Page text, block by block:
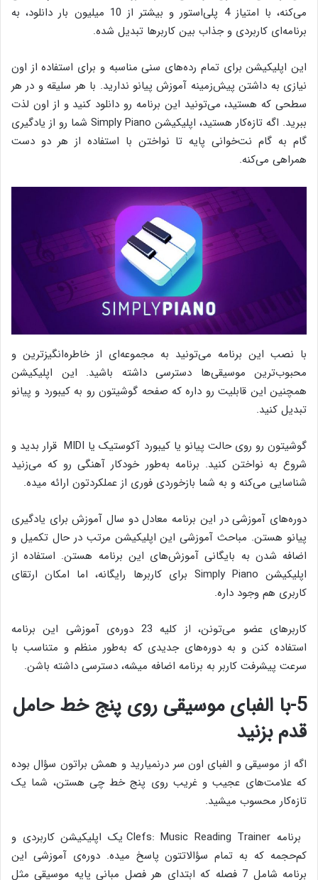
می‌کنه، با امتیاز 4 پلی‌استور و بیشتر از 10 میلیون بار دانلود، به
برنامه‌ا‌ی کاربردی و جذاب بین کاربرها تبدیل شده.
این اپلیکیشن برای تمام رده‌های سنی مناسبه و برای استفاده از اون
نیازی به داشتن پیش‌‌زمینه آموزش پیانو ندارید. با هر سلیقه و در هر
سطحی که هستید، می‌تونید این برنامه رو دانلود کنید و از اون لذت
ببرید. اگه تازه‌کار هستید، اپلیکیشن Simply Piano شما رو از یادگیری
گام به گام نت‌خوانی پایه تا نواختن با استفاده از هر دو دست
همراهی می‌کنه.
با نصب این برنامه می‌تونید به مجموعه‌ای از خاطره‌انگیزترین و
محبوب‌ترین موسیقی‌ها دسترسی داشته باشید. این اپلیکیشن
همچنین این قابلیت رو داره که صفحه گوشیتون رو به کیبورد و پیانو
تبدیل کنید.
گوشیتون رو روی حالت پیانو یا کیبورد آکوستیک یا MIDI قرار بدید و
شروع به نواختن کنید. برنامه به‌طور خودکار آهنگی رو که می‌زنید
شناسایی می‌کنه و به شما بازخوردی فوری از عملکردتون ارائه میده.
دوره‌های آموزشی در این برنامه معادل دو سال آموزش برای یادگیری
پیانو هستن. مباحث آموزشی این اپلیکیشن مرتب در حال تکمیل و
اضافه شدن به بایگانی آموزش‌های این برنامه هستن. استفاده از
اپلیکیشن Simply Piano‌ برای کاربرها رایگانه، اما امکان ارتقای
کاربری هم وجود داره.
کاربرهای عضو می‌تونن، از کلیه 23 دوره‌ی آموزشی این برنامه
استفاده کنن و به دوره‌های جدیدی که به‌طور منظم و متناسب با
سرعت پیشرفت کاربر به برنامه اضافه میشه، دسترسی داشته باشن.
5-با الفبای موسیقی روی پنج خط حامل
قدم بزنید
اگه از موسیقی و الفبای اون سر درنمیارید و همش براتون سؤال بوده
که علامت‌های عجیب و غریب روی پنج خط چی هستن، شما یک
تازه‌کار محسوب میشید.
برنامه Clefs: Music Reading
Trainer یک اپلیکیشن کاربردی و
کم‌حجمه که به تمام سؤالاتتون پاسخ میده. دوره‌ی آموزشی این
برنامه شامل 7 فصله که ابتدای هر فصل مبانی پایه‌ موسیقی مثل